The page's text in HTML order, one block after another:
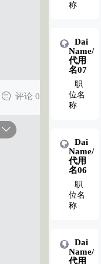
评论 0
位名
称
Dai
Name/
代用
名07
职
位名
称
Dai
Name/
代用
名06
职
位名
称
Dai
Name/
代用